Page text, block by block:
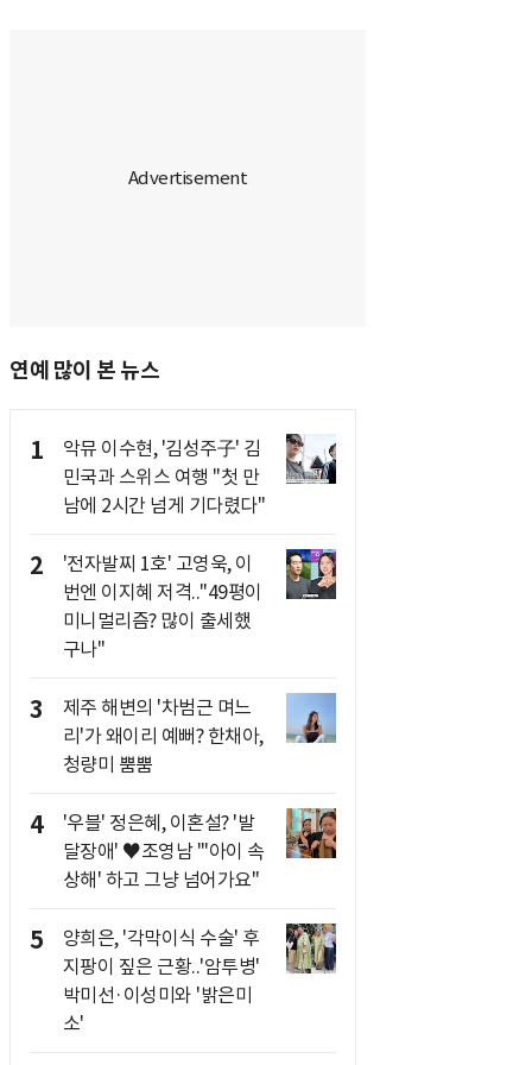
연예 많이 본 뉴스
1
악뮤 이수현, '김성주子' 김
민국과 스위스 여행 "첫 만
남에 2시간 넘게 기다렸다"
2
'전자발찌 1호' 고영욱, 이
번엔 이지혜 저격.."49평이
미니멀리즘? 많이 출세했
구나"
3
제주 해변의 '차범근 며느
리'가 왜이리 예뻐? 한채아,
청량미 뿜뿜
4
'우블' 정은혜, 이혼설? '발
달장애' ♥조영남 "'아이 속
상해' 하고 그냥 넘어가요"
5
양희은, '각막이식 수술' 후
지팡이 짚은 근황..'암투병'
박미선·이성미와 '밝은미
소'